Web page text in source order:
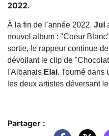
2022.
À la fin de l’année 2022, Jul
nouvel album : "Coeur
sortie, le rappeur continue
dévoilant le clip de
l'Albanais Elai. Tourné dans
les deux artistes déversant
Partager :